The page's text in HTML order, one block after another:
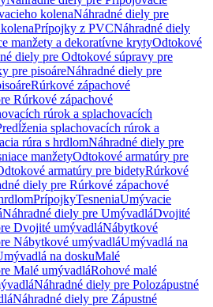
kolenaNáhradné diely pre
Prípojky z PVCNáhradné diely
manžety a dekoratívne krytyOdtokové
diely pre Odtokové súpravy pre
pre pisoáreNáhradné diely pre
Rúrkové zápachové
Rúrkové zápachové
rúrok a splachovacích
splachovacích rúrok a
rúra s hrdlomNáhradné diely pre
manžetyOdtokové armatúry pre
armatúry pre bidetyRúrkové
diely pre Rúrkové zápachové
PrípojkyTesneniaUmývacie
Náhradné diely pre UmývadláDvojité
Dvojité umývadláNábytkové
Nábytkové umývadláUmývadlá na
na doskuMalé
Malé umývadláRohové malé
Náhradné diely pre Polozápustné
Náhradné diely pre Zápustné